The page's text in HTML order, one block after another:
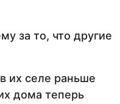
за то, что другие
их селе раньше
дома теперь